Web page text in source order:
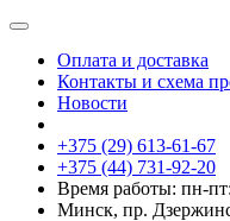
Оплата и доставка
Контакты и схема
Новости
+375 (29) 613-61-67
+375 (44) 731-92-20
Время работы: пн-
Минск, пр.